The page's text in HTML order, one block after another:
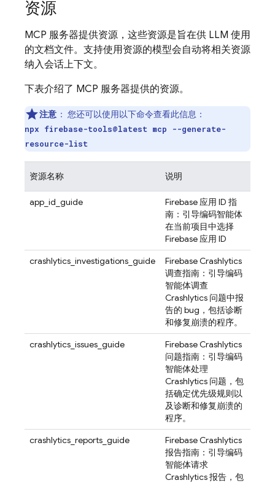
资源
MCP 服务器提供资源，这些资源是旨在供 LLM 使用
的文档文件。支持使用资源的模型会自动将相关资源
纳入会话上下文。
下表介绍了 MCP 服务器提供的资源。
注意 ： 您还可以使用以下命令查看此信息：
npx firebase-tools@latest mcp --generate-
resource-list
资源名称 说明
app_id_guide
Firebase 应用 ID 指
南：引导编码智能体
在当前项目中选择
Firebase 应用 ID
crashlytics_investigations_guide
Firebase Crashlytics
调查指南：引导编码
智能体调查
Crashlytics 问题中报
告的 bug，包括诊断
和修复崩溃的程序。
crashlytics_issues_guide
Firebase Crashlytics
问题指南：引导编码
智能体处理
Crashlytics 问题，包
括确定优先级规则以
及诊断和修复崩溃的
程序。
crashlytics_reports_guide
Firebase Crashlytics
报告指南：引导编码
智能体请求
Crashlytics 报告，包